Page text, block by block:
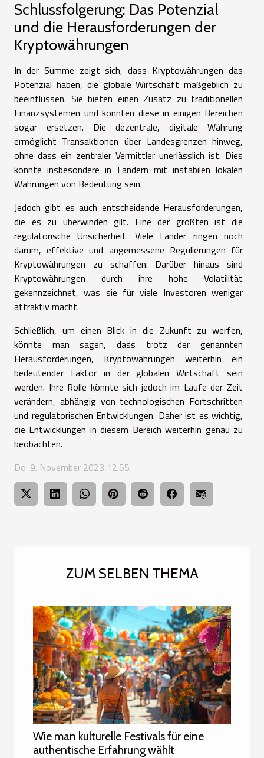
Schlussfolgerung: Das Potenzial
und die Herausforderungen der
Kryptowährungen
In der Summe zeigt sich, dass Kryptowährungen das
Potenzial haben, die globale Wirtschaft maßgeblich zu
beeinflussen. Sie bieten einen Zusatz zu traditionellen
Finanzsystemen und könnten diese in einigen Bereichen
sogar ersetzen. Die dezentrale, digitale Währung
ermöglicht Transaktionen über Landesgrenzen hinweg,
ohne dass ein zentraler Vermittler unerlässlich ist. Dies
könnte insbesondere in Ländern mit instabilen lokalen
Währungen von Bedeutung sein.
Jedoch gibt es auch entscheidende Herausforderungen,
die es zu überwinden gilt. Eine der größten ist die
regulatorische Unsicherheit. Viele Länder ringen noch
darum, effektive und angemessene Regulierungen für
Kryptowährungen zu schaffen. Darüber hinaus sind
Kryptowährungen durch ihre hohe Volatilität
gekennzeichnet, was sie für viele Investoren weniger
attraktiv macht.
Schließlich, um einen Blick in die Zukunft zu werfen,
könnte man sagen, dass trotz der genannten
Herausforderungen, Kryptowährungen weiterhin ein
bedeutender Faktor in der globalen Wirtschaft sein
werden. Ihre Rolle könnte sich jedoch im Laufe der Zeit
verändern, abhängig von technologischen Fortschritten
und regulatorischen Entwicklungen. Daher ist es wichtig,
die Entwicklungen in diesem Bereich weiterhin genau zu
beobachten.
Do. 9. November 2023 12:55
ZUM SELBEN THEMA
Wie man kulturelle Festivals für eine
authentische Erfahrung wählt